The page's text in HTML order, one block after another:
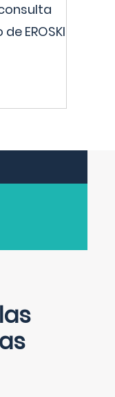
EROSKI